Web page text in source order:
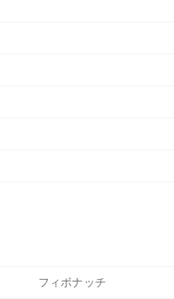
フィボナッチ